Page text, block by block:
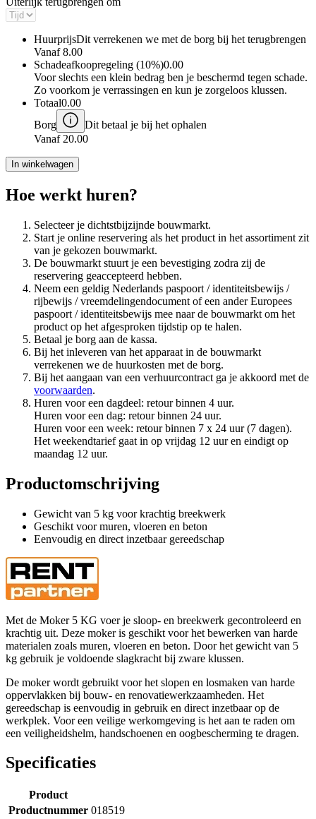
HuurprijsDit verrekenen we met de borg bij het terugbrengen
Vanaf 8.00
Schadeafkoopregeling (10%)0.00
Voor slechts een klein bedrag ben je beschermd tegen schade.
Zo voorkom je verrassingen en kun je zorgeloos klussen.
Totaal0.00
Borg
Dit betaal je bij het ophalen
Vanaf 20.00
In winkelwagen
Hoe werkt huren?
Selecteer je dichtstbijzijnde bouwmarkt.
Start je online reservering als het product in het assortiment zit
van je gekozen bouwmarkt.
De bouwmarkt stuurt je een bevestiging zodra zij de
reservering geaccepteerd hebben.
Neem een geldig Nederlands paspoort / identiteitsbewijs /
rijbewijs / vreemdelingendocument of een ander Europees
paspoort / identiteitsbewijs mee naar de bouwmarkt om het
product op het afgesproken tijdstip op te halen.
Betaal je borg aan de kassa.
Bij het inleveren van het apparaat in de bouwmarkt
verrekenen we de huurkosten met de borg.
Bij het aangaan van een verhuurcontract ga je akkoord met de
voorwaarden.
Huren voor een dagdeel: retour binnen 4 uur.
Huren voor een dag: retour binnen 24 uur.
Huren voor een week: retour binnen 7 x 24 uur (7 dagen).
Het weekendtarief gaat in op vrijdag 12 uur en eindigt op
maandag 12 uur.
Productomschrijving
Gewicht van 5 kg voor krachtig breekwerk
Geschikt voor muren, vloeren en beton
Eenvoudig en direct inzetbaar gereedschap
Met de Moker 5 KG voer je sloop- en breekwerk gecontroleerd en
krachtig uit. Deze moker is geschikt voor het bewerken van harde
materialen zoals muren, vloeren en beton. Door het gewicht van 5
kg gebruik je voldoende slagkracht bij zware klussen.
De moker wordt gebruikt voor het slopen en losmaken van harde
oppervlakken bij bouw- en renovatiewerkzaamheden. Het
gereedschap is eenvoudig in gebruik en direct inzetbaar op de
werkplek. Voor een veilige werkomgeving is het aan te raden om
een veiligheidshelm, handschoenen en oogbescherming te dragen.
Specificaties
Product
Productnummer 018519